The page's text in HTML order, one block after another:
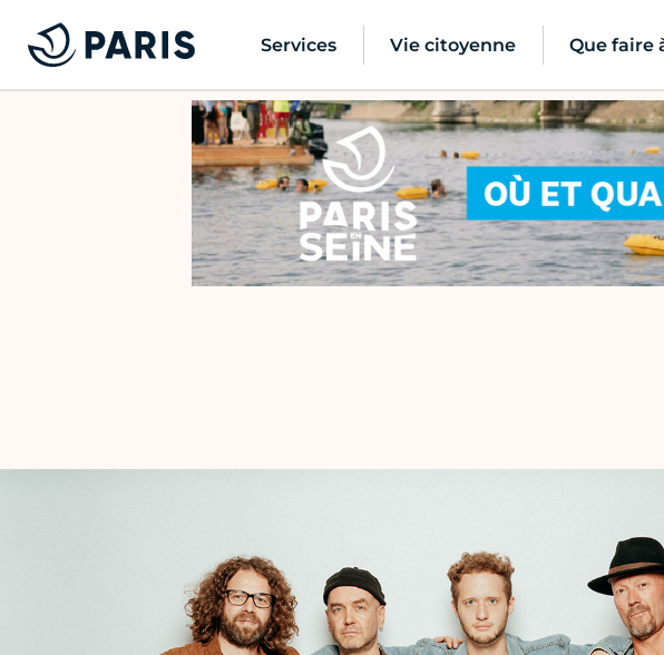
Services Vie citoyenne Que faire